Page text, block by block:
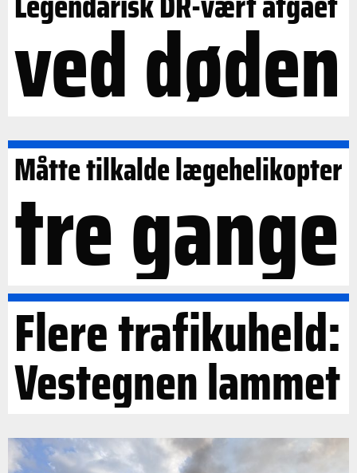
ved døden
Måtte tilkalde lægehelikopter
tre gange
Flere trafikuheld:
Vestegnen lammet